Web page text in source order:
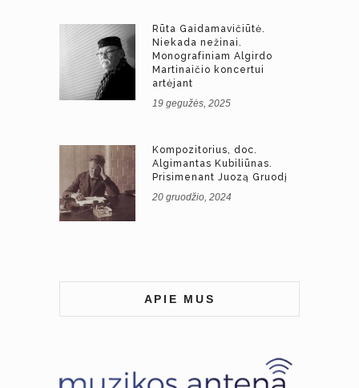
Rūta Gaidamavičiūtė.
Niekada nežinai.
Monografiniam Algirdo
Martinaičio koncertui
artėjant
19 gegužės, 2025
Kompozitorius, doc.
Algimantas Kubiliūnas.
Prisimenant Juozą Gruodį
20 gruodžio, 2024
APIE MUS